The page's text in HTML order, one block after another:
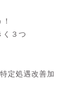
く３つ
定処遇改善加